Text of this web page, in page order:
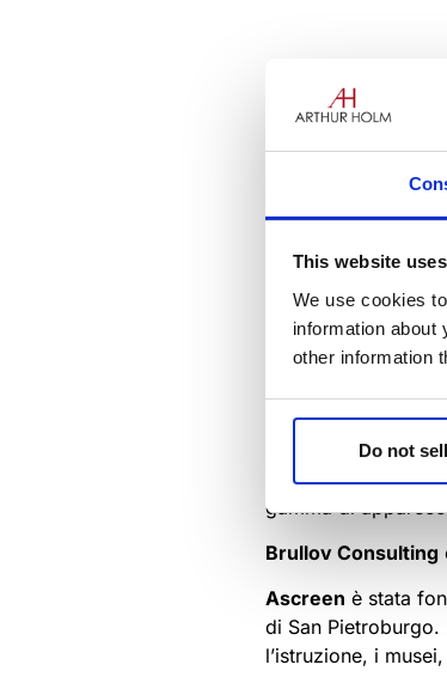
This website
We use cookies
information about
other information
Do not
I partner diArthur
conferenza AV
inizierà alle 09:00
Arthur Holm degli
La conferenza sarà
Per quanto
gamma di
Brullov Consulting
Ascreen è stata
di San
l’istruzione, i